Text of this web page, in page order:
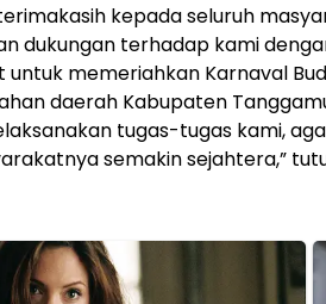
kepada seluruh
dukungan terhadap kami
untuk memeriahkan Karnaval
daerah Kabupaten
tugas-tugas kami,
semakin sejahtera,”